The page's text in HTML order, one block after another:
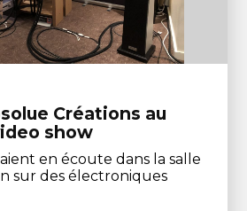
Créations au
show
en écoute dans la salle
sur des électroniques